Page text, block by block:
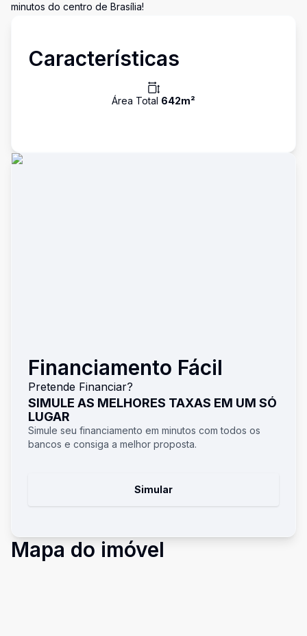
minutos do centro de Brasília!
Características
Área Total 642m²
Financiamento Fácil
Pretende Financiar?
SIMULE AS MELHORES TAXAS EM UM SÓ
LUGAR
Simule seu financiamento em minutos com todos os
bancos e consiga a melhor proposta.
Simular
Mapa do imóvel